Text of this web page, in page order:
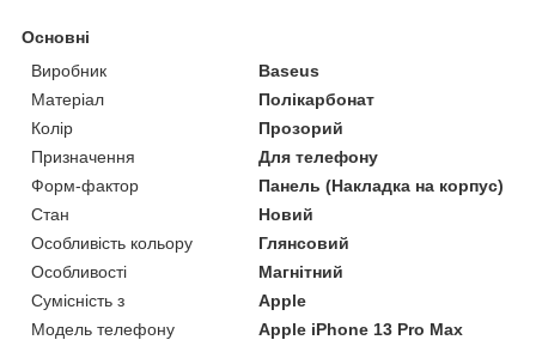
Основні
Виробник
Baseus
Матеріал
Полікарбонат
Колір
Прозорий
Призначення
Для телефону
Форм-фактор
Панель (Накладка на корпус)
Стан
Новий
Особливість кольору
Глянсовий
Особливості
Магнітний
Сумісність з
Apple
Модель телефону
Apple iPhone 13 Pro Max